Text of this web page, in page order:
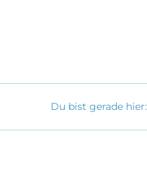
Du bist gerade hier: